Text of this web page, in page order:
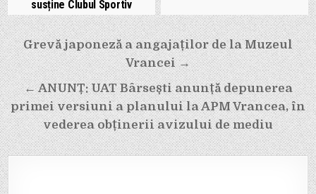
susține Clubul Sportiv
Navigare
în
articole
Grevă japoneză a angajaților de la Muzeul
Vrancei →
← ANUNȚ: UAT Bârsești anunță depunerea
primei versiuni a planului la APM Vrancea, în
vederea obținerii avizului de mediu